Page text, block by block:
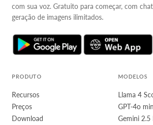
com sua voz. Gratuito para começar, com
geração de imagens ilimitados.
PRODUTO
Recursos
Preços
Download
MODELOS
Llama 4
GPT-4o
Gemini 2.5